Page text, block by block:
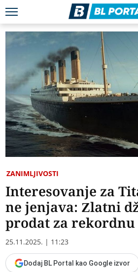
ZANIMLJIVOSTI
Interesovanje za
ne jenjava: Zlatni
prodat za
25.11.2025. | 11:23
Dodaj BL Portal kao Google izvor